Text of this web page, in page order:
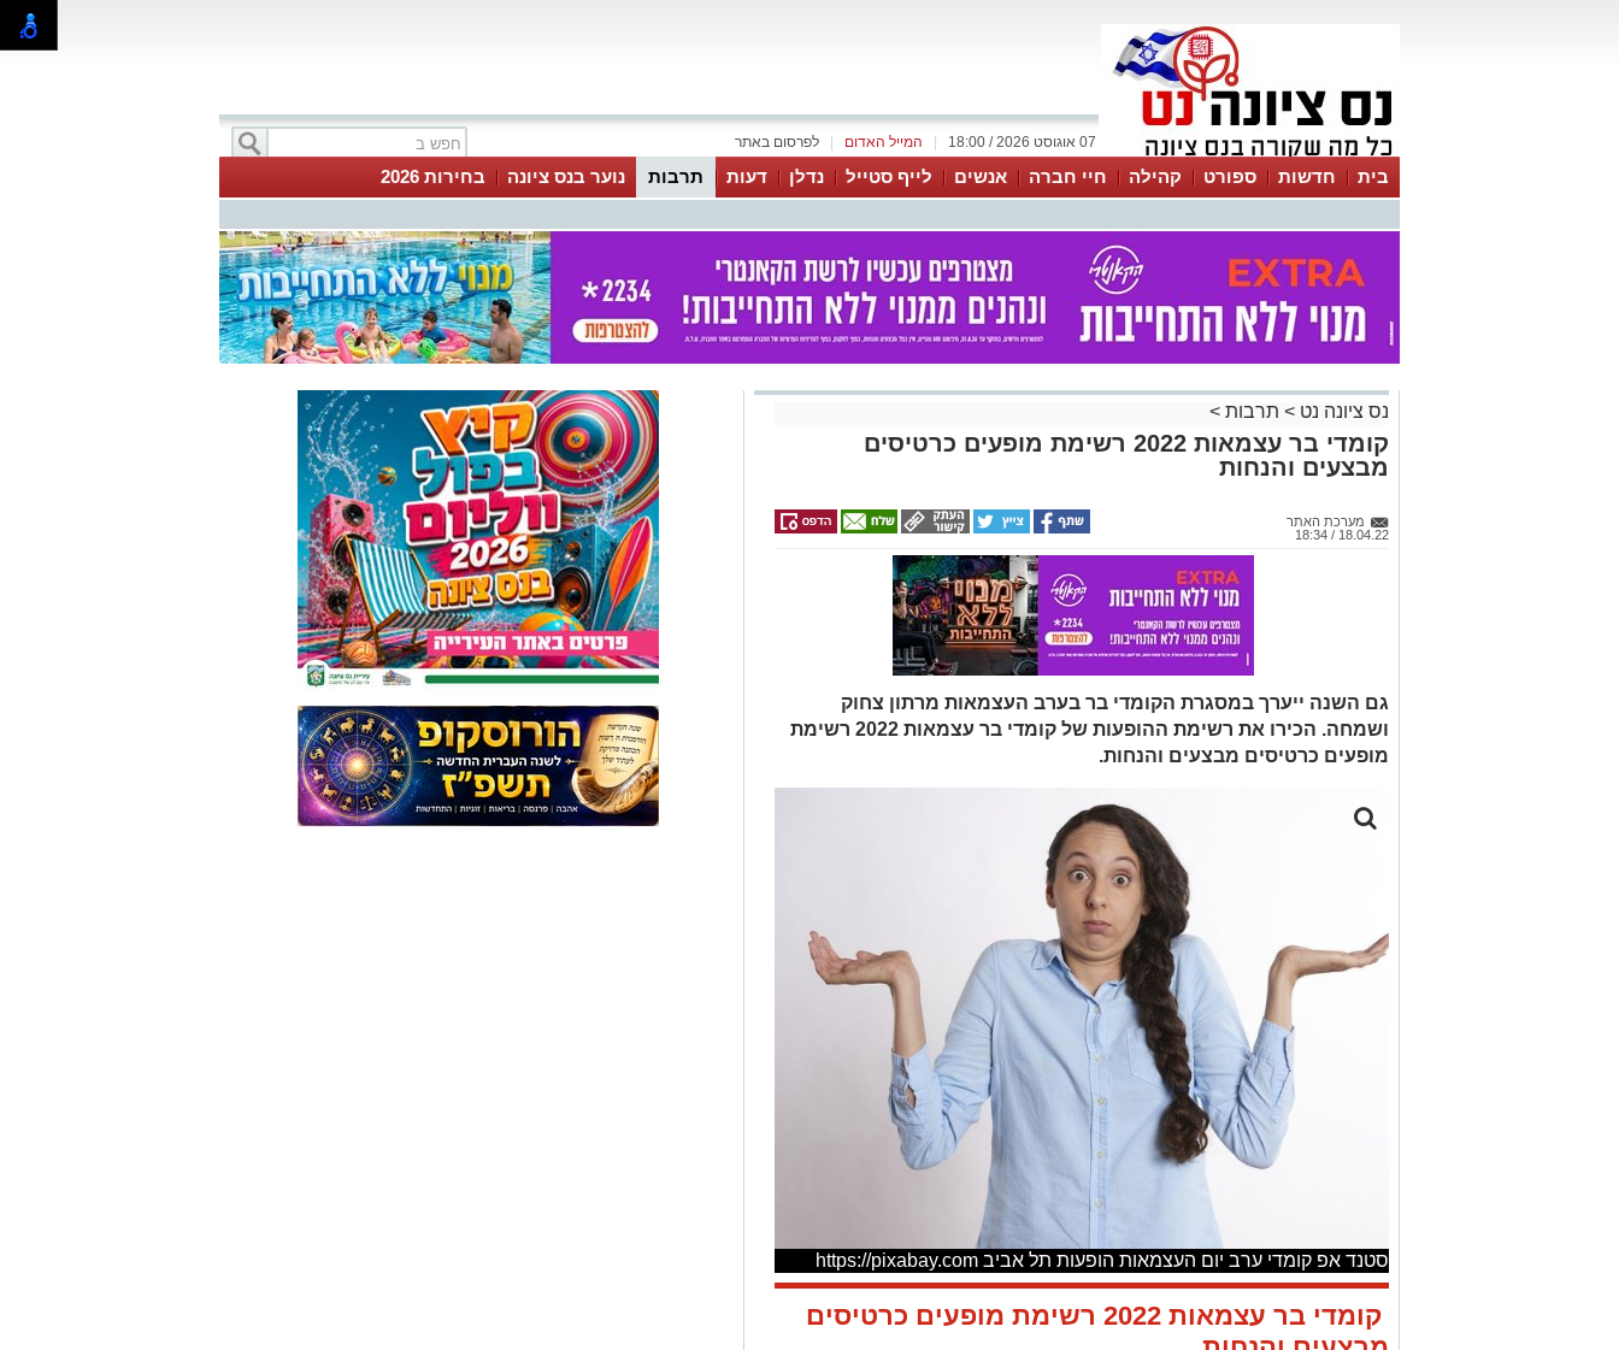
לפרסום באתר המייל האדום 07 אוגוסט 2026 / 18:00
בית חדשות ספורט קהילה חיי חברה אנשים לייף סטייל נדלן דעות תרבות נוער בנס ציונה בחירות 2026
נס ציונה נט > תרבות >
קומדי בר עצמאות 2022 רשימת מופעים כרטיסים
מבצעים והנחות
מערכת האתר
18.04.22 / 18:34
גם השנה ייערך במסגרת הקומדי בר בערב העצמאות מרתון צחוק
ושמחה. הכירו את רשימת ההופעות של קומדי בר עצמאות 2022 רשימת
מופעים כרטיסים מבצעים והנחות.
סטנד אפ קומדי ערב יום העצמאות הופעות תל אביב https://pixabay.com
קומדי בר עצמאות 2022 רשימת מופעים כרטיסים